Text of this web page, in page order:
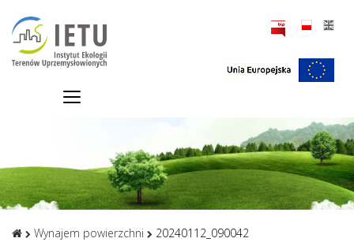
Wynajem powierzchni 20240112_090042